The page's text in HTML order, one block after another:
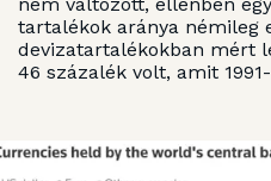
tartalékok aránya némileg
devizatartalékokban mért
46 százalék volt, amit